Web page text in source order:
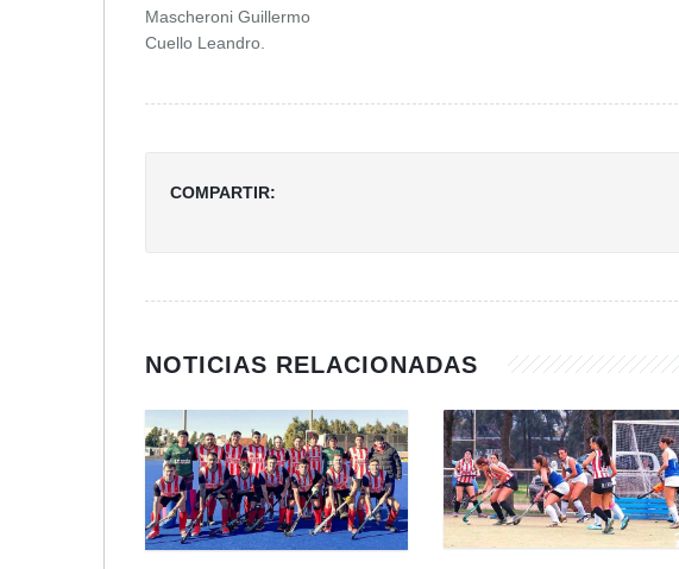
Mascheroni Guillermo
Cuello Leandro.
COMPARTIR:
NOTICIAS RELACIONADAS